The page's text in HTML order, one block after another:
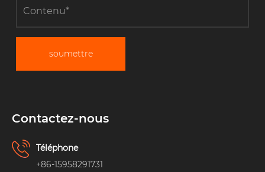
soumettre
Contactez-nous
Téléphone
+86-15958291731